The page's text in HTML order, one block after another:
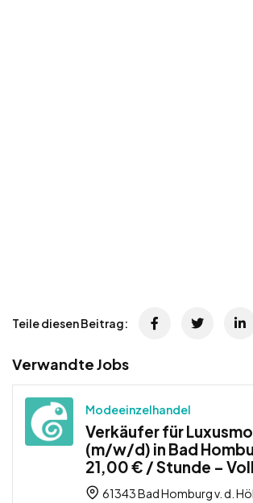
Teile diesen Beitrag:
Verwandte Jobs
Modeeinzelhandel
Verkäufer für
(m/w/d) in Bad
21,00 € / Stunde –
61343 Bad Homburg v. d.